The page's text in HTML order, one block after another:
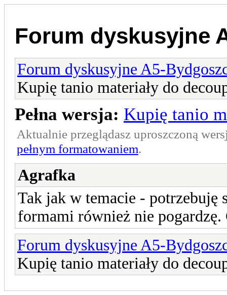
Forum dyskusyjne
Forum dyskusyjne A5-
Kupię tanio materiały do
Pełna wersja: Kupię tanio
Aktualnie przeglądasz uproszczoną
pełnym formatowaniem.
Agrafka
Tak jak w temacie - potrzebuję
formami również nie pogardzę.
Forum dyskusyjne A5-
Kupię tanio materiały do